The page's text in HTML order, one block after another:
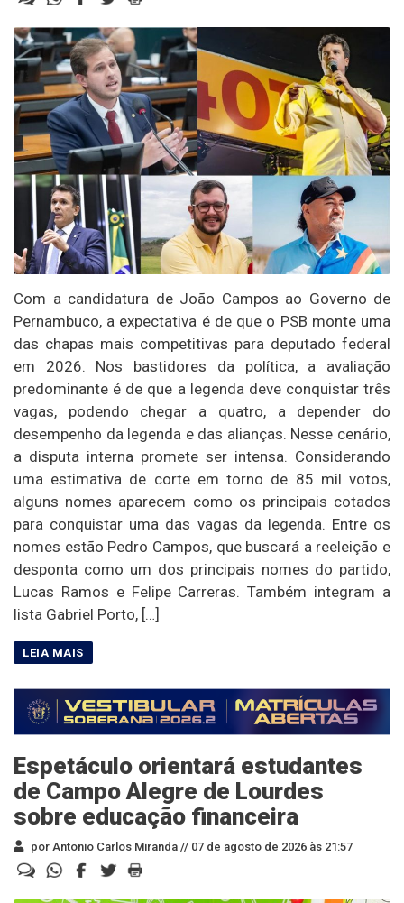
Com a candidatura de João Campos ao Governo de
Pernambuco, a expectativa é de que o PSB monte uma
das chapas mais competitivas para deputado federal
em 2026. Nos bastidores da política, a avaliação
predominante é de que a legenda deve conquistar três
vagas, podendo chegar a quatro, a depender do
desempenho da legenda e das alianças. Nesse cenário,
a disputa interna promete ser intensa. Considerando
uma estimativa de corte em torno de 85 mil votos,
alguns nomes aparecem como os principais cotados
para conquistar uma das vagas da legenda. Entre os
nomes estão Pedro Campos, que buscará a reeleição e
desponta como um dos principais nomes do partido,
Lucas Ramos e Felipe Carreras. Também integram a
lista Gabriel Porto, […]
Espetáculo orientará estudantes
de Campo Alegre de Lourdes
sobre educação financeira
por Antonio Carlos Miranda // 07 de agosto de 2026 às 21:57